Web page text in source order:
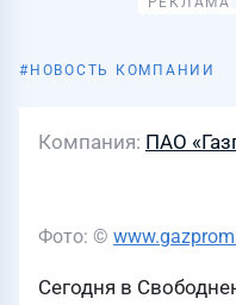
НОВОСТЬ КОМПАНИИ
Компания ПАО
Фото: ©
Сегодня в